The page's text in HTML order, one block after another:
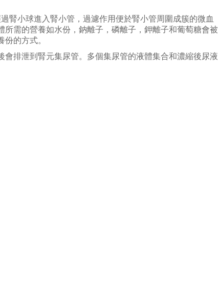
腎小球進入腎小管，過濾作用便於腎小管周圍成簇的微血
需的營養如水份，鈉離子，磷離子，鉀離子和葡萄糖會被
的方式。
排泄到腎元集尿管。多個集尿管的液體集合和濃縮後尿液